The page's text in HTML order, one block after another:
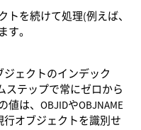
トを続けて処理(例えば、
す。
ェクトのインデック
ステップで常にゼロから
値は、OBJIDやOBJNAME
オブジェクトを識別せ